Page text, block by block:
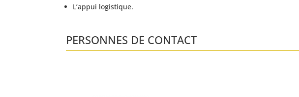
L’appui logistique.
PERSONNES DE CONTACT